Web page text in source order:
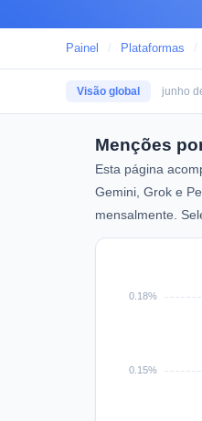
Painel / Plataformas /
Visão global junho
Menções
Esta página
Gemini, Grok e
mensalmente.